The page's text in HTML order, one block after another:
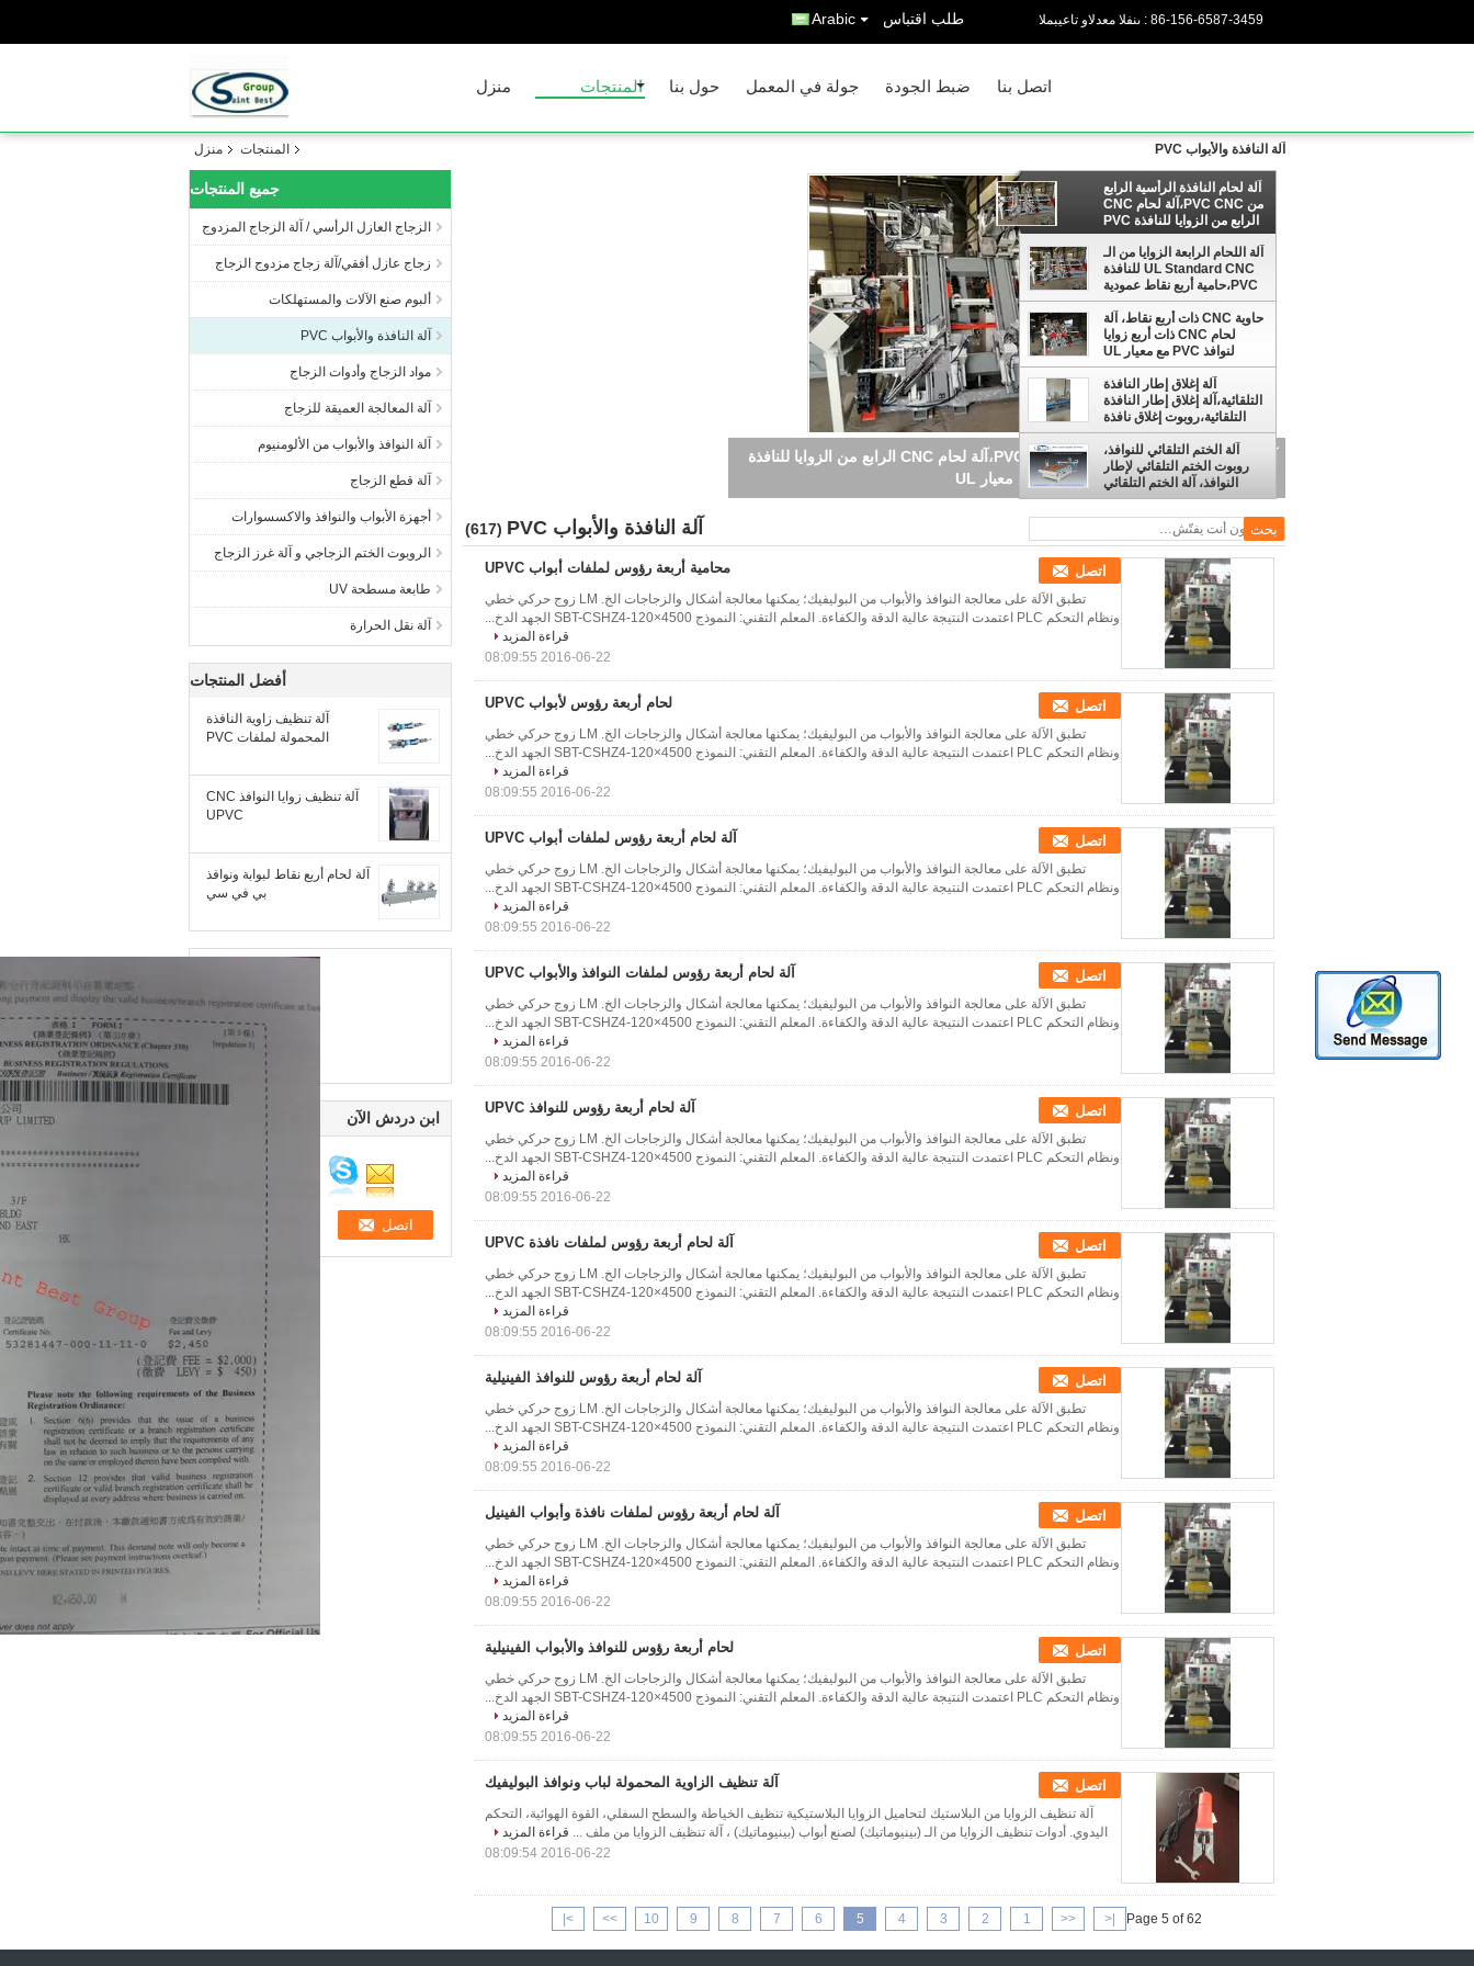
المبيعات والدعم الفنى : 86-156-6587-3459 طلب اقتباس Arabic
منزل المنتجات حول بنا جولة في المعمل ضبط الجودة اتصل بنا
منزل المنتجات آلة النافذة والأبواب PVC
جميع المنتجات
الزجاج العازل الرأسي / آلة الزجاج المزدوج
زجاج عازل أفقي/آلة زجاج مزدوج الزجاج
ألبوم صنع الآلات والمستهلكات
آلة النافذة والأبواب PVC
مواد الزجاج وأدوات الزجاج
آلة المعالجة العميقة للزجاج
آلة النوافذ والأبواب من الألومنيوم
آلة قطع الزجاج
أجهزة الأبواب والنوافذ والاكسسوارات
الروبوت الختم الزجاجي و آلة غرز الزجاج
طابعة مسطحة UV
آلة نقل الحرارة
أفضل المنتجات
آلة تنظيف زاوية النافذة
المحمولة لملفات PVC
آلة تنظيف زوايا النوافذ CNC
UPVC
آلة لحام أربع نقاط لبوابة ونوافذ
بي في سي
ابن دردش الآن
آلة اللحام الرابعة الزوايا من الـ UL Standard CNC للنافذة PVC،حامية أربع نقاط
عمودية من الـ CNC
آلة لحام النافذة الرأسية الرابع
من PVC CNC،آلة لحام CNC
الرابع من الزوايا للنافذة PVC
مع معيار UL
آلة اللحام الرابعة الزوايا من الـ
UL Standard CNC للنافذة
PVC،حامية أربع نقاط عمودية
من الـ CNC
حاوية CNC ذات أربع نقاط، آلة
لحام CNC ذات أربع زوايا
لنوافذ PVC مع معيار UL
آلة إغلاق إطار النافذة
التلقائية،آلة إغلاق إطار النافذة
التلقائية،روبوت إغلاق نافذة
التلقائي
آلة الختم التلقائي للنوافذ،
روبوت الختم التلقائي لإطار
النوافذ، آلة الختم التلقائي
للنوافذ
آلة النافذة والأبواب PVC (617)
محامية أربعة رؤوس لملفات أبواب UPVC اتصل
تطبق الآلة على معالجة النوافذ والأبواب من البوليفيك؛ يمكنها معالجة أشكال والزجاجات الخ. LM زوج حركي خطي
ونظام التحكم PLC اعتمدت النتيجة عالية الدقة والكفاءة. المعلم التقني: النموذج SBT-CSHZ4-120×4500 الجهد الدخ...
قراءة المزيد
2016-06-22 08:09:55
لحام أربعة رؤوس لأبواب UPVC اتصل
تطبق الآلة على معالجة النوافذ والأبواب من البوليفيك؛ يمكنها معالجة أشكال والزجاجات الخ. LM زوج حركي خطي
ونظام التحكم PLC اعتمدت النتيجة عالية الدقة والكفاءة. المعلم التقني: النموذج SBT-CSHZ4-120×4500 الجهد الدخ...
قراءة المزيد
2016-06-22 08:09:55
آلة لحام أربعة رؤوس لملفات أبواب UPVC اتصل
تطبق الآلة على معالجة النوافذ والأبواب من البوليفيك؛ يمكنها معالجة أشكال والزجاجات الخ. LM زوج حركي خطي
ونظام التحكم PLC اعتمدت النتيجة عالية الدقة والكفاءة. المعلم التقني: النموذج SBT-CSHZ4-120×4500 الجهد الدخ...
قراءة المزيد
2016-06-22 08:09:55
آلة لحام أربعة رؤوس لملفات النوافذ والأبواب UPVC اتصل
تطبق الآلة على معالجة النوافذ والأبواب من البوليفيك؛ يمكنها معالجة أشكال والزجاجات الخ. LM زوج حركي خطي
ونظام التحكم PLC اعتمدت النتيجة عالية الدقة والكفاءة. المعلم التقني: النموذج SBT-CSHZ4-120×4500 الجهد الدخ...
قراءة المزيد
2016-06-22 08:09:55
آلة لحام أربعة رؤوس للنوافذ UPVC اتصل
تطبق الآلة على معالجة النوافذ والأبواب من البوليفيك؛ يمكنها معالجة أشكال والزجاجات الخ. LM زوج حركي خطي
ونظام التحكم PLC اعتمدت النتيجة عالية الدقة والكفاءة. المعلم التقني: النموذج SBT-CSHZ4-120×4500 الجهد الدخ...
قراءة المزيد
2016-06-22 08:09:55
آلة لحام أربعة رؤوس لملفات نافذة UPVC اتصل
تطبق الآلة على معالجة النوافذ والأبواب من البوليفيك؛ يمكنها معالجة أشكال والزجاجات الخ. LM زوج حركي خطي
ونظام التحكم PLC اعتمدت النتيجة عالية الدقة والكفاءة. المعلم التقني: النموذج SBT-CSHZ4-120×4500 الجهد الدخ...
قراءة المزيد
2016-06-22 08:09:55
آلة لحام أربعة رؤوس للنوافذ الفينيلية اتصل
تطبق الآلة على معالجة النوافذ والأبواب من البوليفيك؛ يمكنها معالجة أشكال والزجاجات الخ. LM زوج حركي خطي
ونظام التحكم PLC اعتمدت النتيجة عالية الدقة والكفاءة. المعلم التقني: النموذج SBT-CSHZ4-120×4500 الجهد الدخ...
قراءة المزيد
2016-06-22 08:09:55
آلة لحام أربعة رؤوس لملفات نافذة وأبواب الفينيل اتصل
تطبق الآلة على معالجة النوافذ والأبواب من البوليفيك؛ يمكنها معالجة أشكال والزجاجات الخ. LM زوج حركي خطي
ونظام التحكم PLC اعتمدت النتيجة عالية الدقة والكفاءة. المعلم التقني: النموذج SBT-CSHZ4-120×4500 الجهد الدخ...
قراءة المزيد
2016-06-22 08:09:55
لحام أربعة رؤوس للنوافذ والأبواب الفينيلية اتصل
تطبق الآلة على معالجة النوافذ والأبواب من البوليفيك؛ يمكنها معالجة أشكال والزجاجات الخ. LM زوج حركي خطي
ونظام التحكم PLC اعتمدت النتيجة عالية الدقة والكفاءة. المعلم التقني: النموذج SBT-CSHZ4-120×4500 الجهد الدخ...
قراءة المزيد
2016-06-22 08:09:55
آلة تنظيف الزاوية المحمولة لباب ونوافذ البوليفيك اتصل
آلة تنظيف الزوايا من البلاستيك لتحاميل الزوايا البلاستيكية تنظيف الخياطة والسطح السفلي، القوة الهوائية، التحكم
اليدوي. أدوات تنظيف الزوايا من الـ (بينيوماتيك) لصنع أبواب (بينيوماتيك) ، آلة تنظيف الزوايا من ملف ... قراءة المزيد
2016-06-22 08:09:54
Page 5 of 62
|<
<<
1
2
3
4
5
6
7
8
9
10
>>
>|